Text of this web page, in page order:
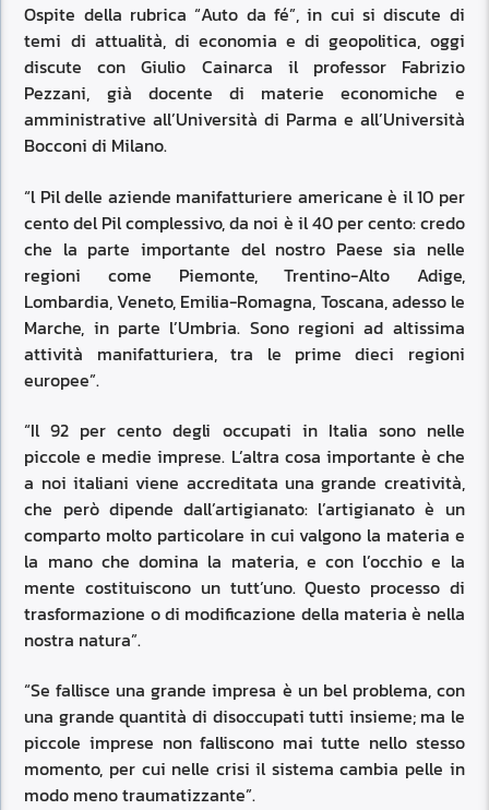
Ospite della rubrica “Auto da fé”, in cui si discute di
temi di attualità, di economia e di geopolitica, oggi
discute con Giulio Cainarca il professor Fabrizio
Pezzani, già docente di materie economiche e
amministrative all’Università di Parma e all’Università
Bocconi di Milano.
“l Pil delle aziende manifatturiere americane è il 10 per
cento del Pil complessivo, da noi è il 40 per cento: credo
che la parte importante del nostro Paese sia nelle
regioni come Piemonte, Trentino-Alto Adige,
Lombardia, Veneto, Emilia-Romagna, Toscana, adesso le
Marche, in parte l’Umbria. Sono regioni ad altissima
attività manifatturiera, tra le prime dieci regioni
europee”.
“Il 92 per cento degli occupati in Italia sono nelle
piccole e medie imprese. L’altra cosa importante è che
a noi italiani viene accreditata una grande creatività,
che però dipende dall’artigianato: l’artigianato è un
comparto molto particolare in cui valgono la materia e
la mano che domina la materia, e con l’occhio e la
mente costituiscono un tutt’uno. Questo processo di
trasformazione o di modificazione della materia è nella
nostra natura”.
“Se fallisce una grande impresa è un bel problema, con
una grande quantità di disoccupati tutti insieme; ma le
piccole imprese non falliscono mai tutte nello stesso
momento, per cui nelle crisi il sistema cambia pelle in
modo meno traumatizzante”.